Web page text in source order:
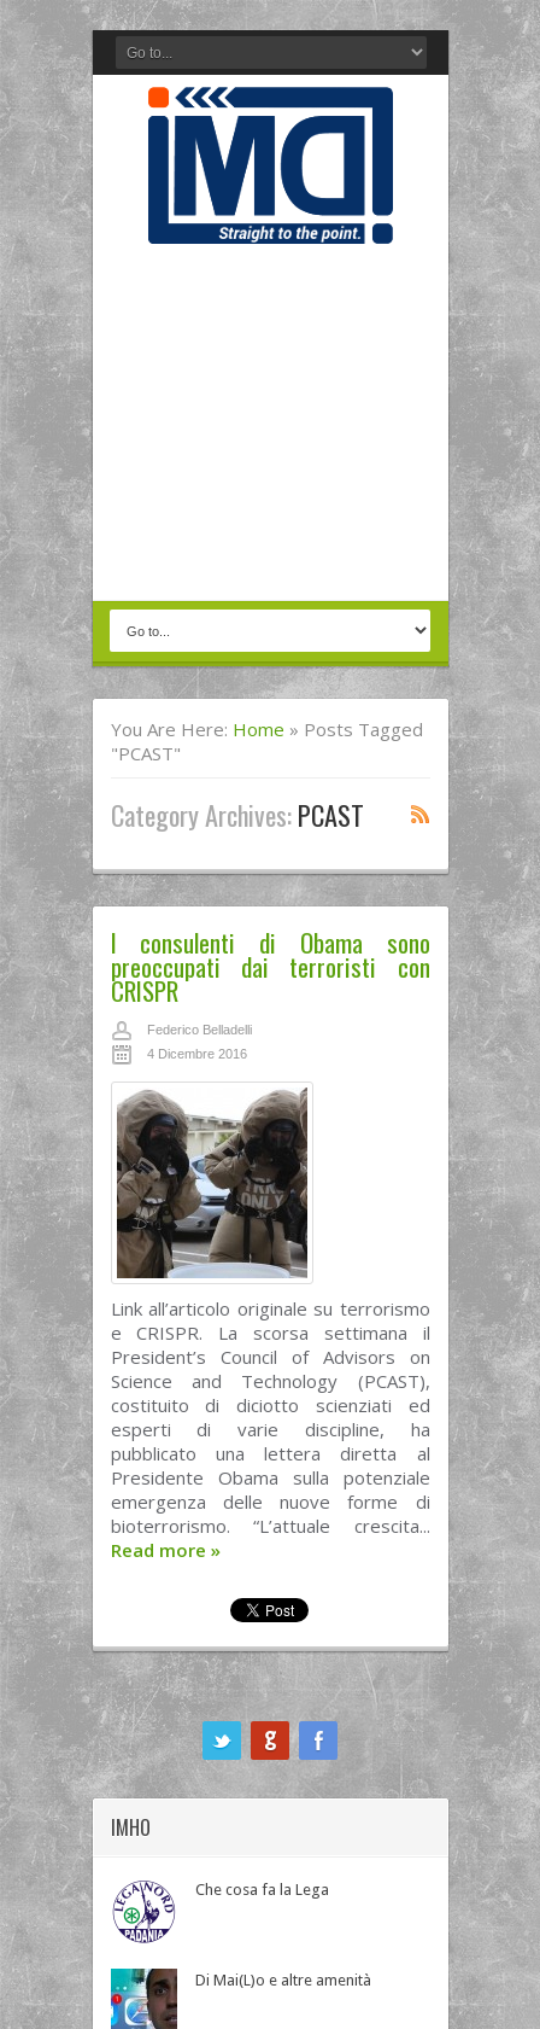
You Are Here: Home » Posts Tagged
"PCAST"
Category Archives:PCAST
I consulenti di Obama sono
preoccupati dai terroristi con
CRISPR
Federico Belladelli
4 Dicembre 2016
Link all’articolo originale su terrorismo
e CRISPR. La scorsa settimana il
President’s Council of Advisors on
Science and Technology (PCAST),
costituito di diciotto scienziati ed
esperti di varie discipline, ha
pubblicato una lettera diretta al
Presidente Obama sulla potenziale
emergenza delle nuove forme di
bioterrorismo. “L’attuale crescita...
Read more »
IMHO
Che cosa fa la Lega
Di Mai(L)o e altre amenità